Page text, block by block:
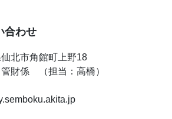
合わせ
北市角館町上野18
財係 （担当：高橋）